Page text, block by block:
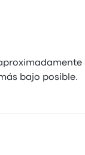
bajo posible.